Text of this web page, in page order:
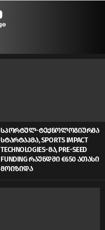
ᲡᲞᲝᲠᲢᲣᲚ-ᲢᲔᲥᲜᲝᲚᲝᲒᲘᲣᲠᲛᲐ
ᲡᲢᲐᲠᲢᲐᲞᲛᲐ, SPORTS IMPACT
TECHNOLOGIES-ᲛᲐ, PRE-SEED
FUNDING ᲠᲐᲣᲜᲓᲨᲘ €650 ᲐᲗᲐᲡᲘ
ᲛᲝᲘᲖᲘᲓᲐ